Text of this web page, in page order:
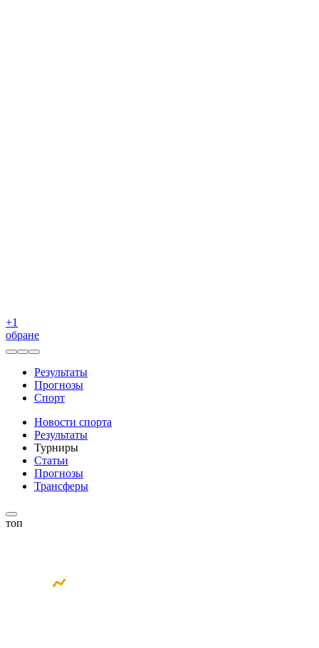
+1
обране
Результаты
Прогнозы
Спорт
Новости спорта
Результаты
Турниры
Статьи
Прогнозы
Трансферы
топ